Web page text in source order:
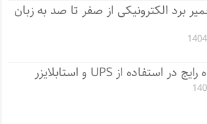
برد الکترونیکی از صفر تا صد به زبان